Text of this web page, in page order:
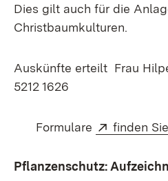
Dies gilt auch für die
Christbaumkulturen.
Auskünfte erteilt Frau
5212 1626
Formulare Extern:
finden
Pflanzenschutz: